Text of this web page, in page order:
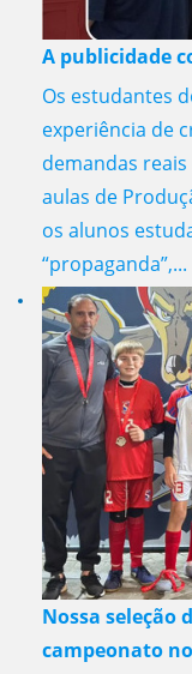
A publicidade
Os estudantes
experiência de
demandas
aulas de
os alunos
“propaganda”,...
Nossa seleção
campeonato